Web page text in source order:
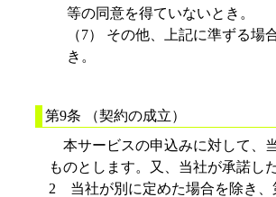
等の同意を得ていないとき。
（7） その他、上記に準ずる
き。
第9条 （契約の成立）
本サービスの申込みに対して、
ものとします。又、当社が承諾し
2 当社が別に定めた場合を除き、